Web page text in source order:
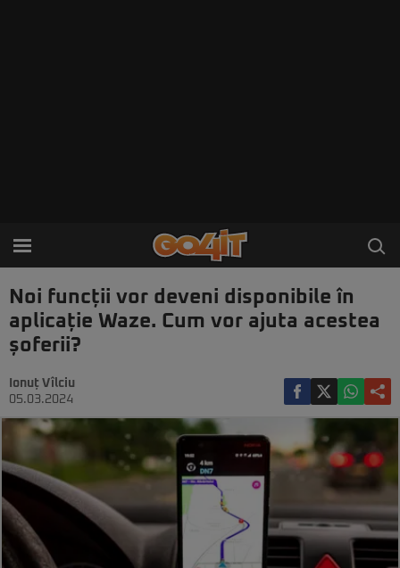
Noi funcții vor deveni disponibile în
aplicație Waze. Cum vor ajuta acestea
șoferii?
Ionuț Vîlciu
05.03.2024